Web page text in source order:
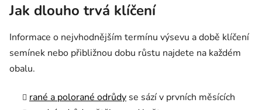
Jak dlouho trvá klíčení
Informace o nejvhodnějším termínu výsevu a době klíčení
semínek nebo přibližnou dobu růstu najdete na každém
obalu.
rané a polorané odrůdy se sází v prvních měsících